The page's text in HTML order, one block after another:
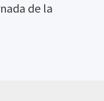
de la